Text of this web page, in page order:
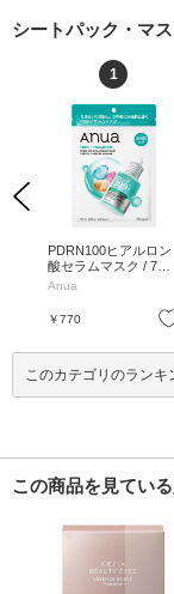
シートパック・マ
Previous
お気に入り
1
PDRN100ヒアルロン
酸セラムマスク / 7枚
入 / 7枚入
Anua
￥770
このカテゴリのランキ
この商品を見てい